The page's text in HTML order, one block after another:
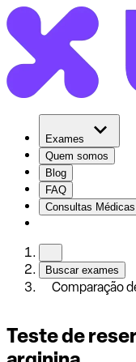
Exames
Quem somos
Blog
FAQ
Consultas Médicas
Buscar exames
Comparação
Teste de